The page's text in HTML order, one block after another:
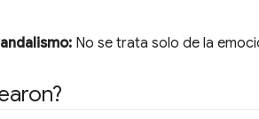
No se trata solo de la